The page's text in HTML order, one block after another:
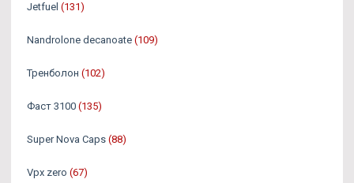
Jetfuel (131)
Nandrolone decanoate (109)
Тренболон (102)
Фаст 3100 (135)
Super Nova Caps (88)
Vpx zero (67)